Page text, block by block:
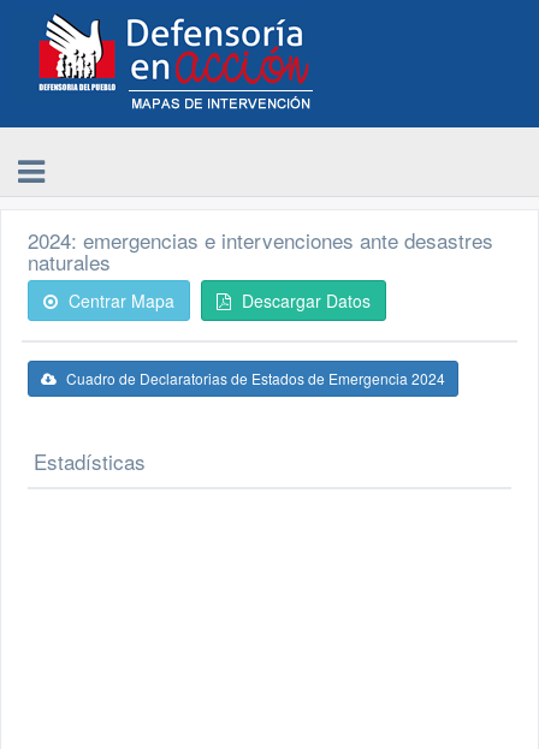
2024: emergencias e intervenciones ante desastres
naturales
Centrar Mapa Descargar Datos
Cuadro de Declaratorias de Estados de Emergencia 2024
Estadísticas